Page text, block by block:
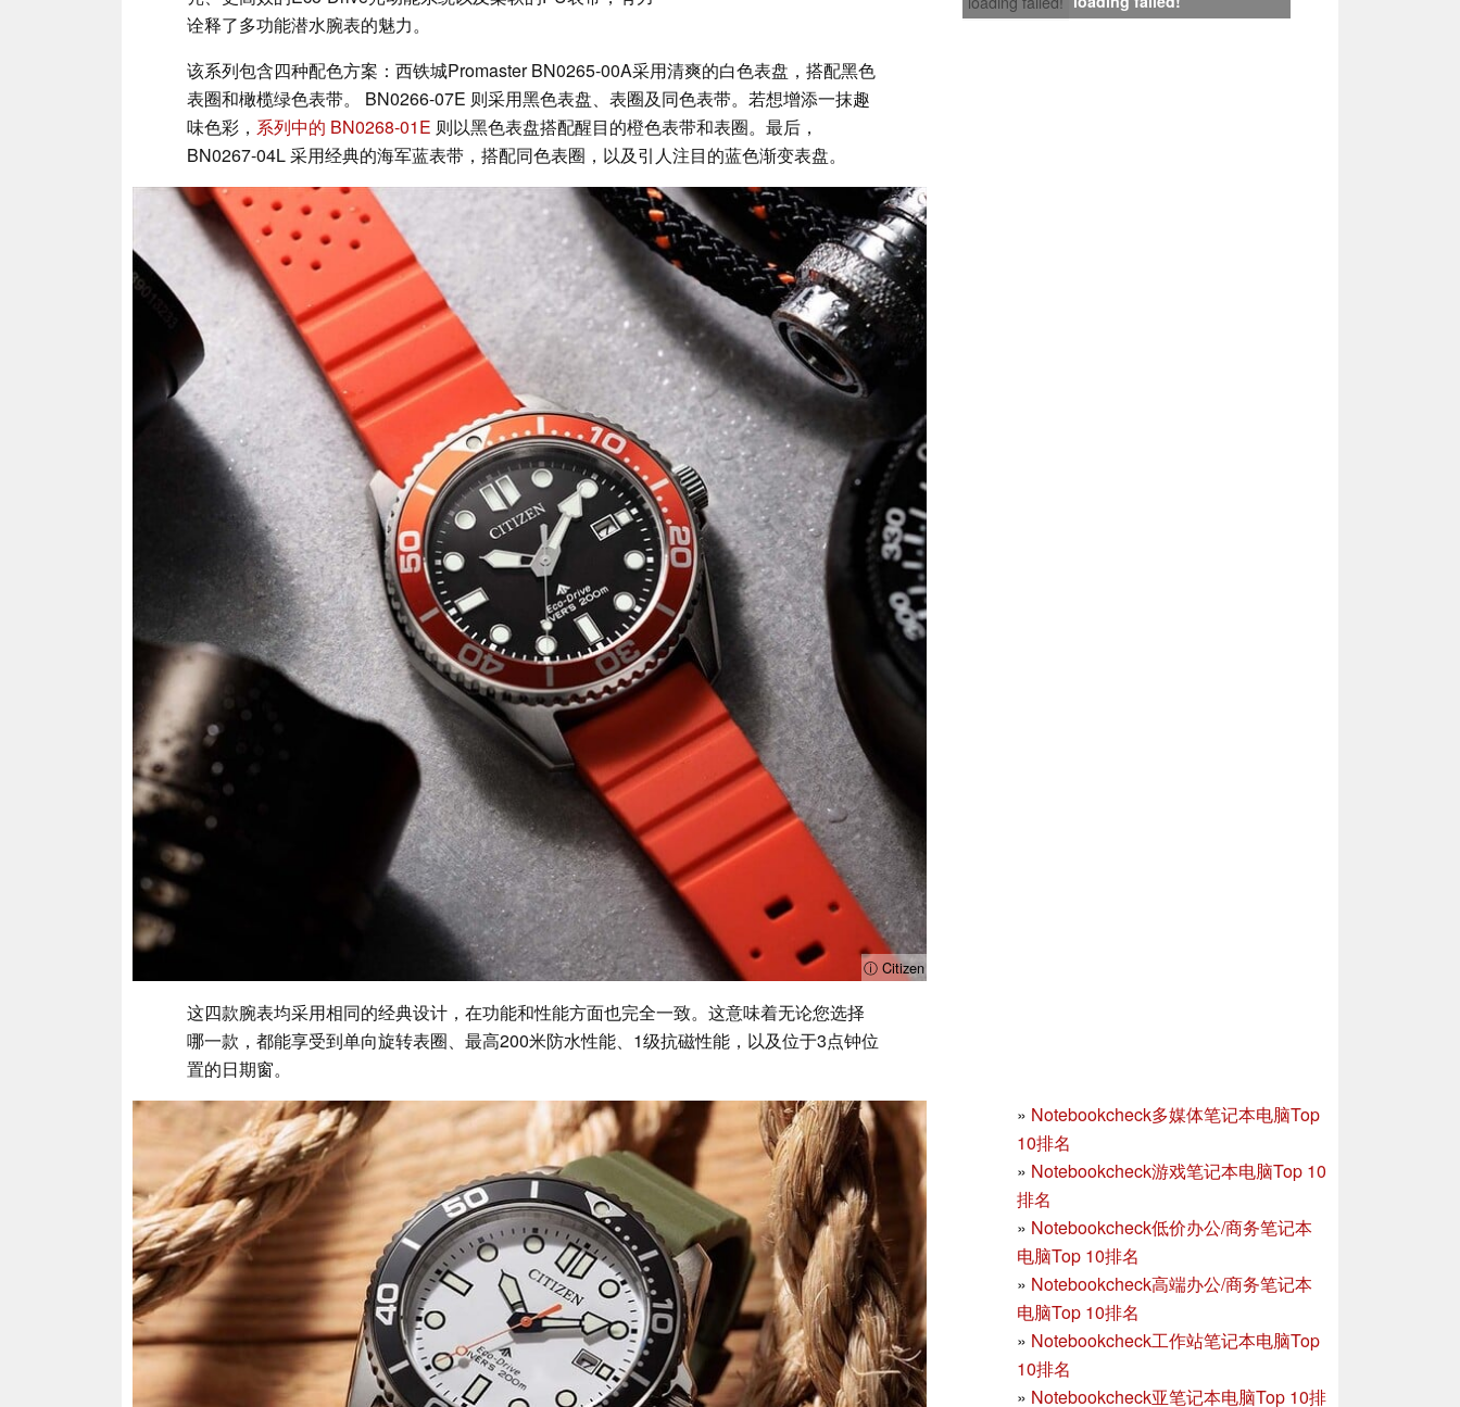
诠释了多功能潜水腕表的魅力。
该系列包含四种配色方案：西铁城Promaster BN0265-00A采用清爽的白色表盘，搭配黑色
表圈和橄榄绿色表带。 BN0266-07E 则采用黑色表盘、表圈及同色表带。若想增添一抹趣
味色彩， 系列中的 BN0268-01E 则以黑色表盘搭配醒目的橙色表带和表圈。最后，
BN0267-04L 采用经典的海军蓝表带，搭配同色表圈，以及引人注目的蓝色渐变表盘。
ⓘ Citizen
这四款腕表均采用相同的经典设计，在功能和性能方面也完全一致。这意味着无论您选择
哪一款，都能享受到单向旋转表圈、最高200米防水性能、1级抗磁性能，以及位于3点钟位
置的日期窗。
» Notebookcheck多媒体笔记本电脑Top
10排名
» Notebookcheck游戏笔记本电脑Top 10
排名
» Notebookcheck低价办公/商务笔记本
电脑Top 10排名
» Notebookcheck高端办公/商务笔记本
电脑Top 10排名
» Notebookcheck工作站笔记本电脑Top
10排名
» Notebookcheck亚笔记本电脑Top 10排